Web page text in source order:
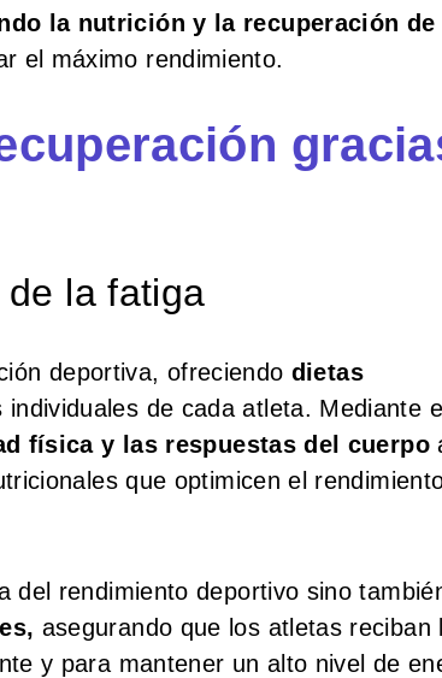
la nutrición y la recuperación de
el máximo rendimiento.
la fatiga
deportiva, ofreciendo dietas
de cada atleta. Mediante el
física y las respuestas del cuerpo
que optimicen el
del rendimiento deportivo sino
asegurando que los atletas reciban
y para mantener un alto nivel de